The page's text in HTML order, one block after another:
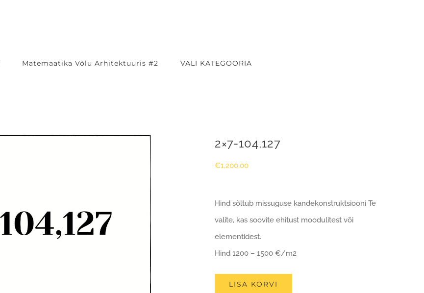
Matemaatika Võlu Arhitektuuris #2 VALI KATEGOORIA
2×7-104,127
€1,200.00
Hind sõltub missuguse kandekonstruktsiooni Te
valite, kas soovite ehitust moodulitest või
elementidest.
Hind 1200 – 1500 €/m2
LISA KORVI